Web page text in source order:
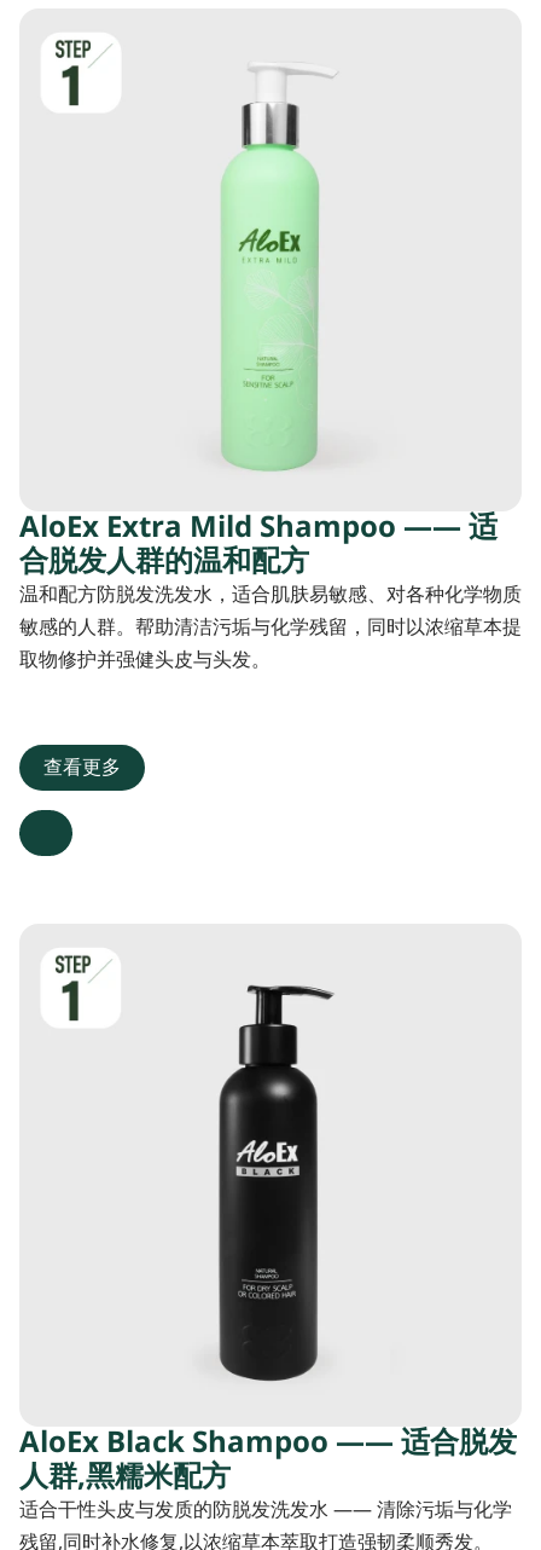
AloEx Extra Mild Shampoo —— 适
合脱发人群的温和配方
温和配方防脱发洗发水，适合肌肤易敏感、对各种化学物质
敏感的人群。帮助清洁污垢与化学残留，同时以浓缩草本提
取物修护并强健头皮与头发。
查看更多
AloEx Black Shampoo —— 适合脱发
人群,黑糯米配方
适合干性头皮与发质的防脱发洗发水 —— 清除污垢与化学
残留,同时补水修复,以浓缩草本萃取打造强韧柔顺秀发。